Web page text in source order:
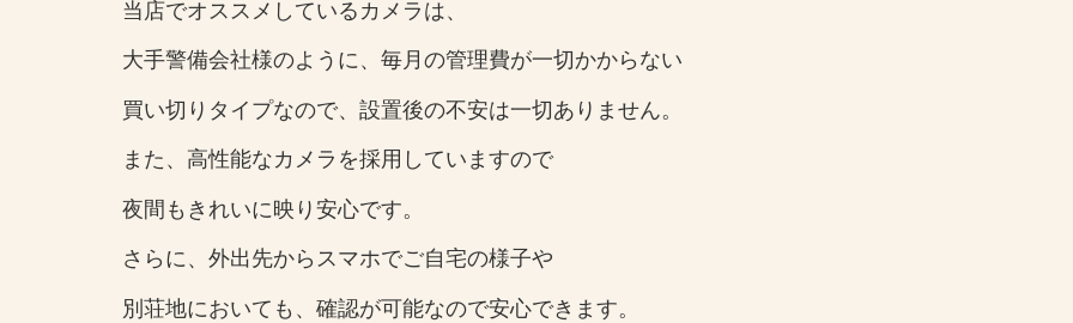
当店でオススメしているカメラは、
大手警備会社様のように、毎月の管理費が一切かからない
買い切りタイプなので、設置後の不安は一切ありません。
また、高性能なカメラを採用していますので
夜間もきれいに映り安心です。
さらに、外出先からスマホでご自宅の様子や
別荘地においても、確認が可能なので安心できます。